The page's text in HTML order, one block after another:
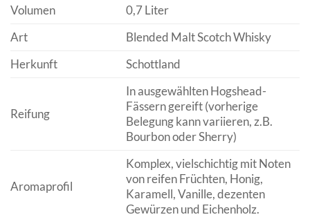
Volumen
0,7 Liter
Art
Blended Malt Scotch Whisky
Herkunft
Schottland
Reifung
In ausgewählten Hogshead-
Fässern gereift (vorherige
Belegung kann variieren, z.B.
Bourbon oder Sherry)
Aromaprofil
Komplex, vielschichtig mit Noten
von reifen Früchten, Honig,
Karamell, Vanille, dezenten
Gewürzen und Eichenholz.